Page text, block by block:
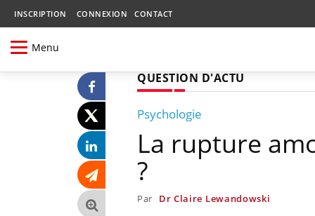
INSCRIPTION CONNEXION CONTACT
Menu
QUESTION D'ACTU
Psychologie
La rupture
?
Par Dr Claire Lewandowski